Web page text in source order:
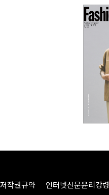
저작권규약 인터넷신문윤리강령